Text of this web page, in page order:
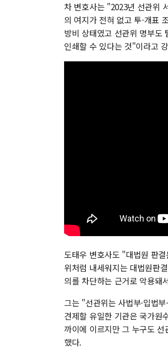
차 변호사는 "2023년 선관위
의 여지가 전혀 없고 투·개표
방비 상태였고 선관위 명부도
인쇄할 수 있다는 것"이라고
도태우 변호사도 "대법원 판
위처럼 내세워지는 대법원판
의를 차단하는 근거로 악용돼
그는 "선관위는 사법부·입법
견제할 유일한 기관은 국가원
까이에 이르지만 그 누구도
했다.